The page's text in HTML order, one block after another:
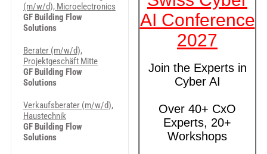
(m/w/d), Microelectronics
GF Building Flow
Solutions
Berater (m/w/d),
Projektgeschäft Mitte
GF Building Flow
Solutions
Verkaufsberater (m/w/d),
Haustechnik
GF Building Flow
Solutions